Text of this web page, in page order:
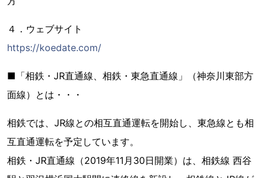
４．ウェブサイト
https://koedate.com/
■「相鉄・JR直通線、相鉄・東急直通線」（神奈川東部方
面線）とは・・・
相鉄では、JR線との相互直通運転を開始し、東急線とも相
互直通運転を予定しています。
相鉄・JR直通線（2019年11月30日開業）は、相鉄線 西谷